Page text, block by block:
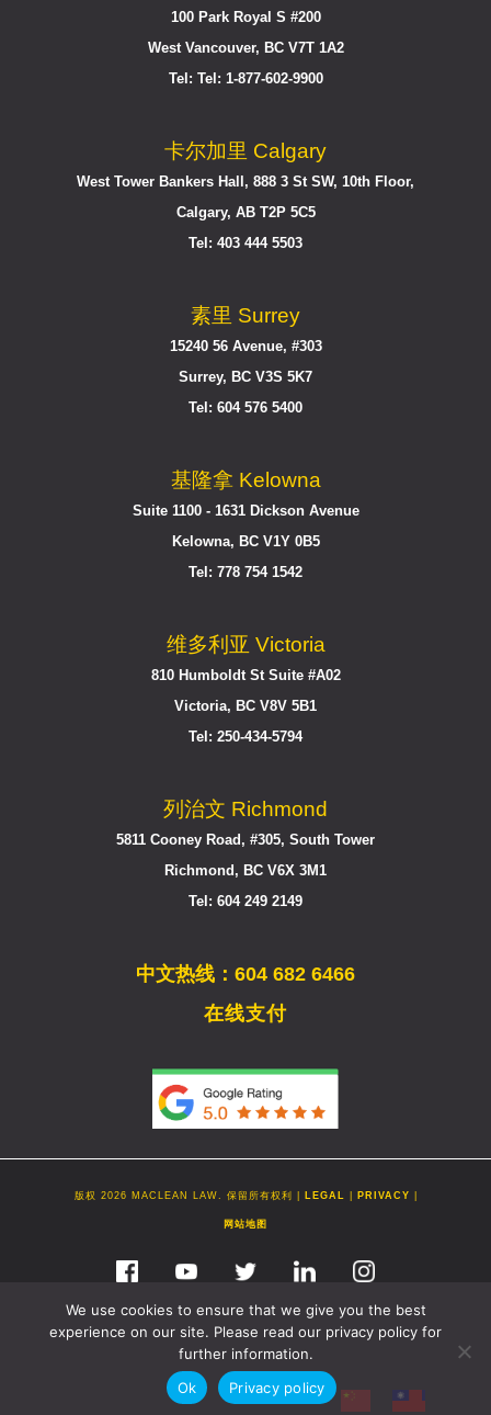
100 Park Royal S #200
West Vancouver, BC V7T 1A2
Tel: Tel: 1-877-602-9900
卡尔加里 Calgary
West Tower Bankers Hall, 888 3 St SW, 10th Floor,
Calgary, AB T2P 5C5
Tel: 403 444 5503
素里 Surrey
15240 56 Avenue, #303
Surrey, BC V3S 5K7
Tel: 604 576 5400
基隆拿 Kelowna
Suite 1100 - 1631 Dickson Avenue
Kelowna, BC V1Y 0B5
Tel: 778 754 1542
维多利亚 Victoria
810 Humboldt St Suite #A02
Victoria, BC V8V 5B1
Tel: 250-434-5794
列治文 Richmond
5811 Cooney Road, #305, South Tower
Richmond, BC V6X 3M1
Tel: 604 249 2149
中文热线：604 682 6466
在线支付
版权 2026 MACLEAN LAW. 保留所有权利 | LEGAL PRIVACY
网站地图
We use cookies to ensure that we give you the best
experience on our site. Please read our privacy policy for
further information.
Ok
Privacy policy